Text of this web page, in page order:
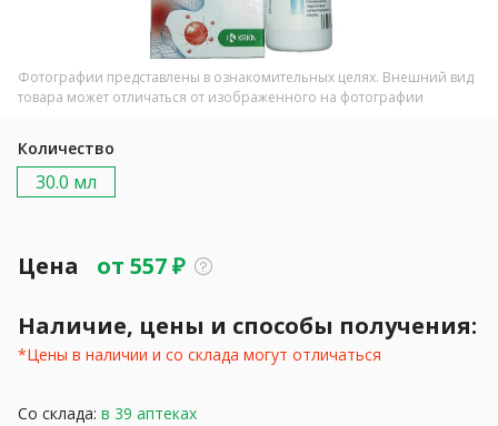
Фотографии представлены в ознакомительных целях. Внешний вид
товара может отличаться от изображенного на фотографии
Количество
30.0 мл
Цена от 557₽
Наличие, цены и способы получения:
*Цены в наличии и со склада могут отличаться
Со склада: в 39 аптеках